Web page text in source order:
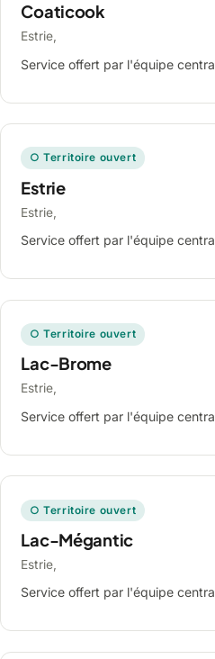
Coaticook
Estrie,
Service offert par l'équipe
○ Territoire ouvert
Estrie
Estrie,
Service offert par l'équipe
○ Territoire ouvert
Lac-Brome
Estrie,
Service offert par l'équipe
○ Territoire ouvert
Lac-Mégantic
Estrie,
Service offert par l'équipe